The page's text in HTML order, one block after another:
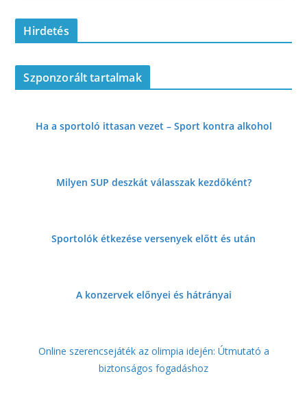
Hirdetés
Szponzorált tartalmak
Ha a sportoló ittasan vezet – Sport kontra alkohol
Milyen SUP deszkát válasszak kezdőként?
Sportolók étkezése versenyek előtt és után
A konzervek előnyei és hátrányai
Online szerencsejáték az olimpia idején: Útmutató a
biztonságos fogadáshoz